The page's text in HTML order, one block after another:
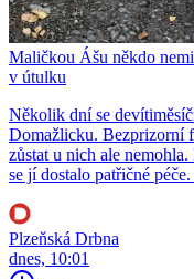
Maličkou Ášu někdo
v útulku
Několik dní se
Domažlicku. Bezprizorní
zůstat u nich ale
se jí dostalo patřičné
Plzeňská Drbna
dnes, 10:01